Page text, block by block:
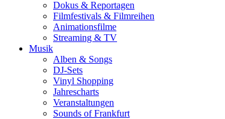
Dokus & Reportagen
Filmfestivals & Filmreihen
Animationsfilme
Streaming & TV
Musik
Alben & Songs
DJ-Sets
Vinyl Shopping
Jahrescharts
Veranstaltungen
Sounds of Frankfurt